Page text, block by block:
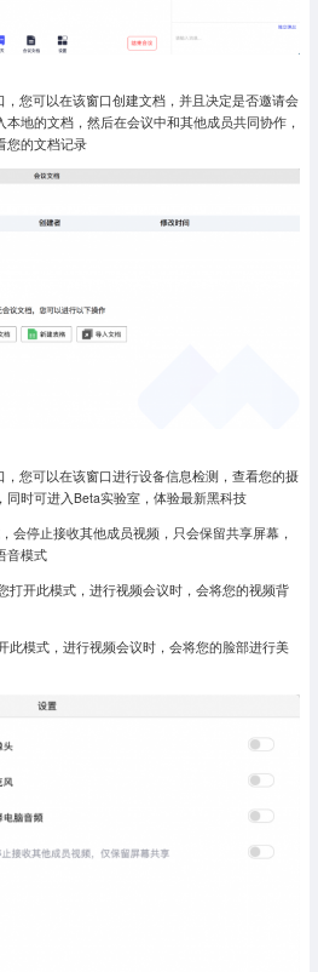
您可以在该窗口创建文档，并且决定是否邀请会
地的文档，然后在会议中和其他成员共同协作，
您的文档记录
您可以在该窗口进行设备信息检测，查看您的摄
时可进入Beta实验室，体验最新黑科技
会停止接收其他成员视频，只会保留共享屏幕，
音模式
打开此模式，进行视频会议时，会将您的视频背
此模式，进行视频会议时，会将您的脸部进行美